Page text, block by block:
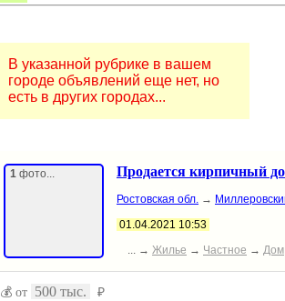
В указанной рубрике в вашем
городе объявлений еще нет, но
есть в других городах...
1 фото... Продается кирпичный
Ростовская обл. →
01.04.2021 10:53
... → Жилье → Частное → Дом
💰 от 500 тыс. ₽